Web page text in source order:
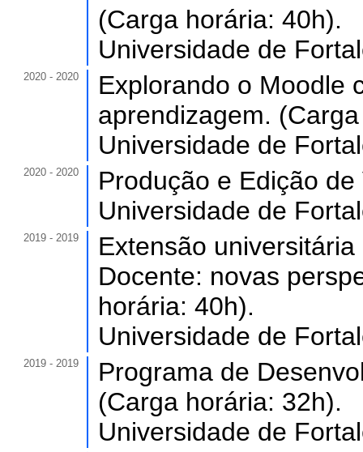
(Carga horária: 40h).
Universidade de
2020 - 2020
Explorando o Moodle
aprendizagem.
Universidade de
2020 - 2020
Produção e Edição
Universidade de
2019 - 2019
Extensão
Docente: novas
horária: 40h).
Universidade de
2019 - 2019
Programa de
(Carga horária: 32h).
Universidade de